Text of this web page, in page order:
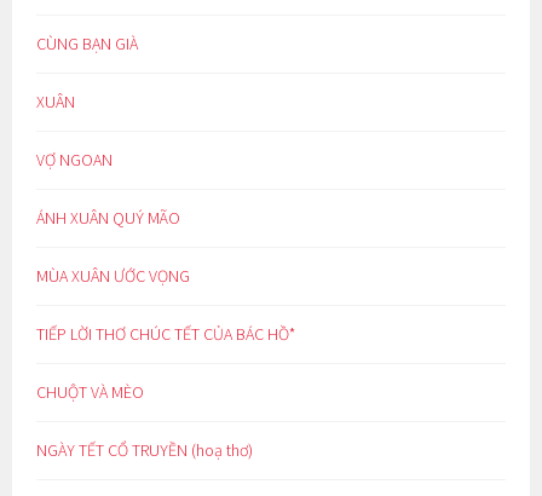
CÙNG BẠN GIÀ
XUÂN
VỢ NGOAN
ÁNH XUÂN QUÝ MÃO
MÙA XUÂN ƯỚC VỌNG
TIẾP LỜI THƠ CHÚC TẾT CỦA BÁC HỒ*
CHUỘT VÀ MÈO
NGÀY TẾT CỔ TRUYỀN (hoạ thơ)